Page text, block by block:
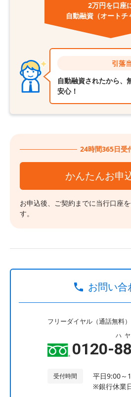
2万円を口座
自動融資（オートチ
引落
自動融資されたから、
安心！
24時間365日受
かんたんお申
お申込後、ご契約までに当行口座
す。
お問い合
フリーダイヤル（通話無料）
0120-
ハ
受付時間
平日9:00～
※銀行休業